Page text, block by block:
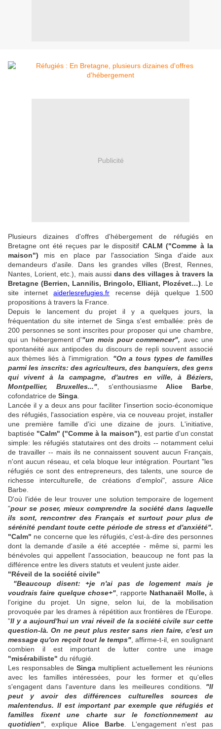
Publicité
Plusieurs dizaines d'offres d'hébergement de réfugiés en
Bretagne ont été reçues par le dispositif CALM ("Comme à la
maison") mis en place par l'association Singa d'aide aux
demandeurs d'asile. Dans les grandes villes (Brest, Rennes,
Nantes, Lorient, etc.), mais aussi dans des villages à travers la
Bretagne (Berrien, Lannilis, Bringolo, Elliant, Plozévet…) . Le
site internetaiderlesrefugies.fr recense déjà quelque 1.500
propositions à travers la France.
Depuis le lancement du projet il y a quelques jours, la
fréquentation du site internet de Singa s'est emballée: près de
200 personnes se sont inscrites pour proposer qui une chambre,
qui un hébergement d'"un mois pour commencer", avec une
spontanéité aux antipodes du discours de repli souvent associé
aux thèmes liés à l'immigration. "On a tous types de familles
parmi les inscrits: des agriculteurs, des banquiers, des gens
qui vivent à la campagne, d'autres en ville, à Béziers,
Montpellier, Bruxelles..." , s'enthousiasmeAlice Barbe
cofondatrice de Singa
Lancée il y a deux ans pour faciliter l'insertion socio-économique
des réfugiés, l'association espère, via ce nouveau projet, installer
une première famille d'ici une dizaine de jours. L'initiative,
baptisée "Calm" ("Comme à la maison") , est partie d'un constat
simple: les réfugiés statutaires ont des droits -- notamment celui
de travailler -- mais ils ne connaissent souvent aucun Français,
n'ont aucun réseau, et cela bloque leur intégration. Pourtant "les
réfugiés ce sont des entrepreneurs, des talents, une source de
richesse interculturelle, de créations d'emploi", assure Alice
Barbe.
D'où l'idée de leur trouver une solution temporaire de logement
"pour se poser, mieux comprendre la société dans laquelle
ils sont, rencontrer des Français et surtout pour plus de
sérénité pendant toute cette période de stress et d'anxiété".
"Calm" ne concerne que les réfugiés, c'est-à-dire des personnes
dont la demande d'asile a été acceptée - même si, parmi les
bénévoles qui appellent l'association, beaucoup ne font pas la
différence entre les divers statuts et veulent juste aider.
"Réveil de la société civile"
"Beaucoup disent: +je n'ai pas de logement mais je
voudrais faire quelque chose+", rapporte Nathanaël Molle, à
l'origine du projet. Un signe, selon lui, de la mobilisation
provoquée par les drames à répétition aux frontières de l'Europe.
"Il y a aujourd'hui un vrai réveil de la société civile sur cette
question-là. On ne peut plus rester sans rien faire, c'est un
message qu'on reçoit tout le temps", affirme-t-il, en soulignant
combien il est important de lutter contre une image
"misérabiliste" du réfugié.
Les responsables de Singa multiplient actuellement les réunions
avec les familles intéressées, pour les former et qu'elles
s'engagent dans l'aventure dans les meilleures conditions. "Il
peut y avoir des différences culturelles sources de
malentendus. Il est important par exemple que réfugiés et
familles fixent une charte sur le fonctionnement au
quotidien" , expliqueAlice Barbe . L'engagement n'est pas